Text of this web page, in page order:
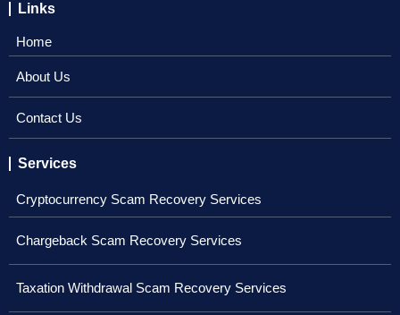
Links
Home
About Us
Contact Us
Services
Cryptocurrency Scam Recovery Services
Chargeback Scam Recovery Services
Taxation Withdrawal Scam Recovery Services